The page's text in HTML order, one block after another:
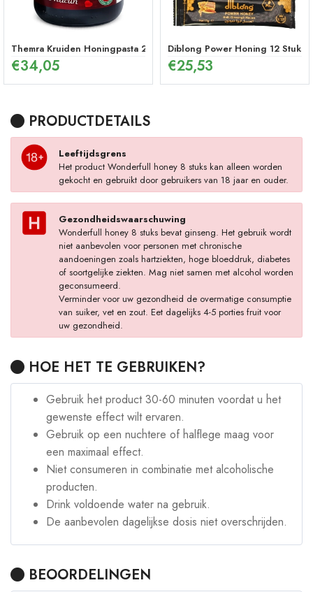
Themra Kruiden Honingpasta 240 g – Energetische Mix
€34,05
Diblong Power Honing 12 Stuks
€25,53
PRODUCTDETAILS
Leeftijdsgrens
Het product Wonderfull honey 8 stuks kan alleen worden
gekocht en gebruikt door gebruikers van 18 jaar en ouder.
Gezondheidswaarschuwing
Wonderfull honey 8 stuks bevat ginseng. Het gebruik wordt
niet aanbevolen voor personen met chronische
aandoeningen zoals hartziekten, hoge bloeddruk, diabetes
of soortgelijke ziekten. Mag niet samen met alcohol worden
geconsumeerd.
Verminder voor uw gezondheid de overmatige consumptie
van suiker, vet en zout. Eet dagelijks 4-5 porties fruit voor
uw gezondheid.
HOE HET TE GEBRUIKEN?
Gebruik het product 30-60 minuten voordat u het
gewenste effect wilt ervaren.
Gebruik op een nuchtere of halflege maag voor
een maximaal effect.
Niet consumeren in combinatie met alcoholische
producten.
Drink voldoende water na gebruik.
De aanbevolen dagelijkse dosis niet overschrijden.
BEOORDELINGEN